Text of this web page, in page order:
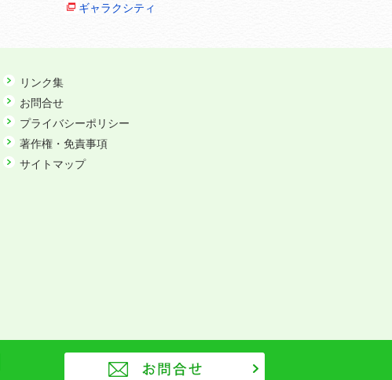
ギャラクシティ
リンク集
お問合せ
プライバシーポリシー
著作権・免責事項
サイトマップ